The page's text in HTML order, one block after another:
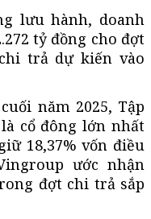
lưu hành, doanh
tỷ đồng cho đợt
trả dự kiến vào
năm 2025, Tập
cổ đông lớn nhất
18,37% vốn điều
ước nhận
đợt chi trả sắp